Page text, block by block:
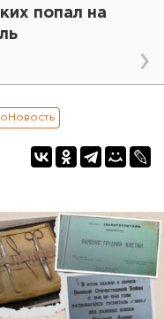
попал на